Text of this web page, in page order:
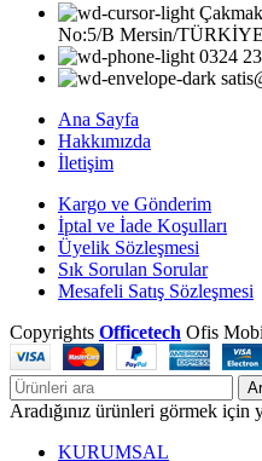
No:5/B Mersin/TÜRKİYE
0324
Ana Sayfa
Hakkımızda
İletişim
Kargo ve Gönderim
İptal ve İade Koşulları
Üyelik Sözleşmesi
Sık Sorulan Sorular
Mesafeli Satış Sözleşmesi
Copyrights Officetech Ofis
Aradığınız ürünleri görmek için
KURUMSAL